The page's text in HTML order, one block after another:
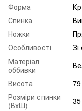
Форма
Спинка
Ножки
Особливості
Матеріал
оббивки
Висота
Розміри спинки
(ВхШ)